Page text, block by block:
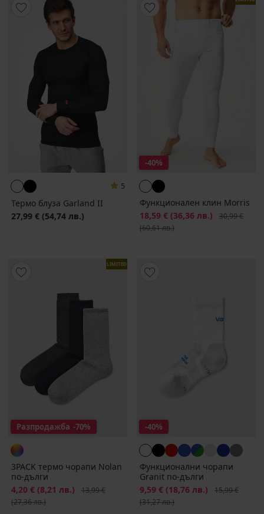
5
Термо блуза Garland II
27,99 € (54,74 лв.)
-40%
Функционален клин Morris
Намаление
18,59 € (36,36 лв.)
30,99 €
(60,61 лв.)
LIMITED
Разпродажба -70%
3PACK термо чорапи Nolan
по-дълги
Намаление
4,20 € (8,21 лв.) Първоначална цена
13,99 €
(27,36 лв.)
-40%
Функционални чорапи
Granit по-дълги
Намаление
9,59 € (18,76 лв.)
15,99 €
(31,27 лв.)